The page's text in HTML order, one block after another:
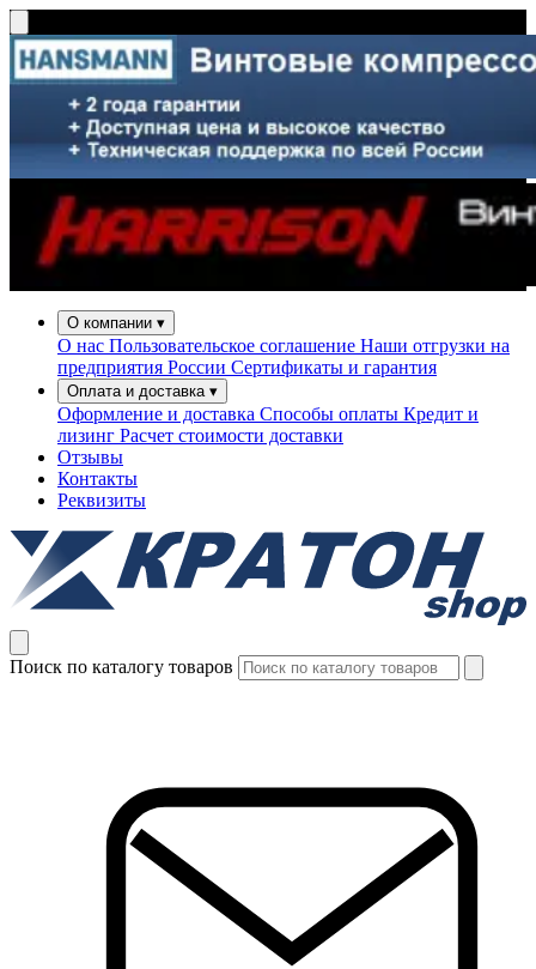
О компании ▾
О нас Пользовательское соглашение Наши отгрузки на
предприятия России Сертификаты и гарантия
Оплата и доставка ▾
Оформление и доставка Способы оплаты Кредит и
лизинг Расчет стоимости доставки
Отзывы
Контакты
Реквизиты
Поиск по каталогу товаров